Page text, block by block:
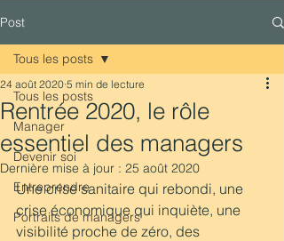
Post
Tous les posts
Manager
Devenir soi
Entreprendre
Portraits de managers
Tous les posts
Rentrée 2020, le rôle
essentiel des managers
24 août 2020 5 min de lecture
Dernière mise à jour : 25 août 2020
Une crise sanitaire qui rebondi, une
crise économique qui inquiète, une
visibilité proche de zéro, des